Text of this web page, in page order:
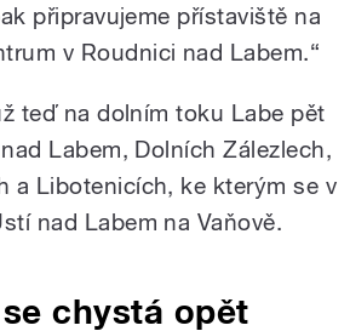
připravujeme přístaviště na
v Roudnici nad Labem.“
teď na dolním toku Labe pět
Labem, Dolních Zálezlech,
a Libotenicích, ke kterým se v
nad Labem na Vaňově.
chystá opět